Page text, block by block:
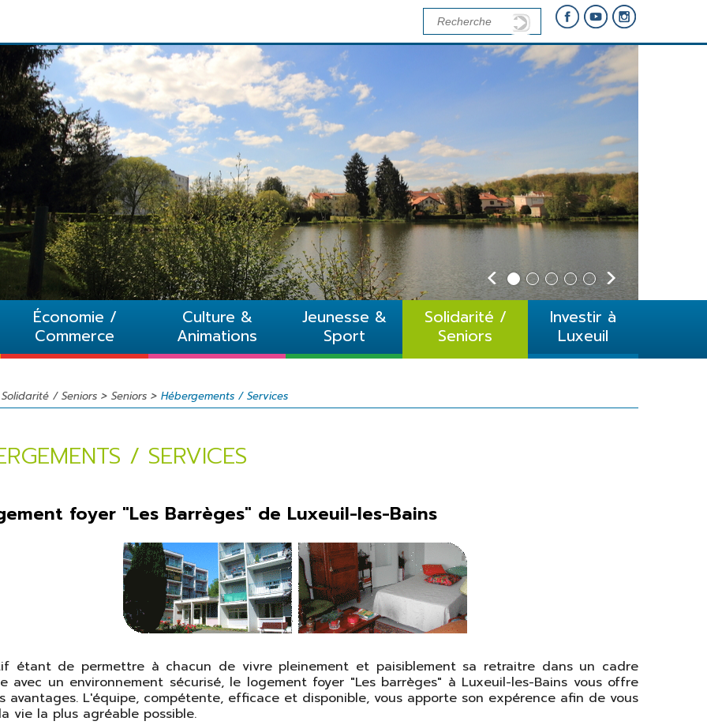
1 2 3 4 5
Économie /
Commerce
L'intercommunalité
Culture &
Animations
Cinéma
Bibliothèque
Musées
Agenda
Jumelages
Jeunesse &
Sport
Solidarité /
Seniors
Investir à
Luxeuil
Solidarité / Seniors > Seniors > Hébergements / Services
/ SERVICES
foyer "Les Barrèges" de Luxeuil-les-Bains
étant de permettre à chacun de vivre pleinement et paisiblement sa retraitre dans un cadre
avec un environnement sécurisé, le logement foyer "Les barrèges" à Luxeuil-les-Bains vous offre
avantages. L'équipe, compétente, efficace et disponible, vous apporte son expérence afin de vous
vie la plus agréable possible.